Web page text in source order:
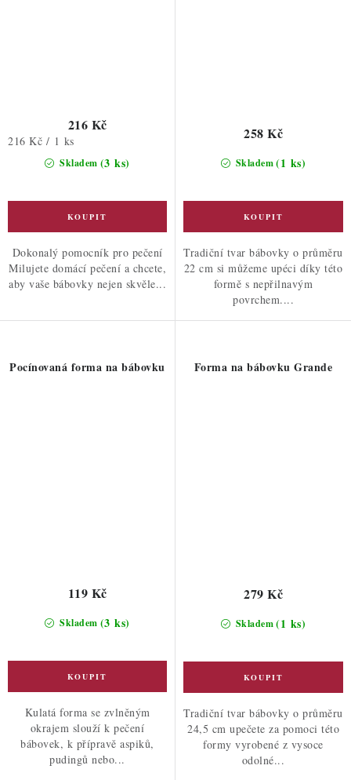
Skladem (3 ks)
216 Kč
Měrná
216 Kč / 1 ks
Dokonalý pomocník pro pečení
Milujete domácí pečení a chcete,
aby vaše bábovky nejen skvěle...
Skladem(1 ks)
258 Kč
Tradiční tvar bábovky o průměru
22 cm si můžeme upéci díky této
formě s nepřilnavým
povrchem....
Pocínovaná forma na bábovku
Skladem (3 ks)
119 Kč
Kulatá forma se zvlněným
okrajem slouží k pečení
bábovek, k přípravě aspiků,
pudingů nebo...
Forma na bábovku Grande
Skladem(1 ks)
279 Kč
Tradiční tvar bábovky o průměru
24,5 cm upečete za pomoci této
formy vyrobené z vysoce
odolné...